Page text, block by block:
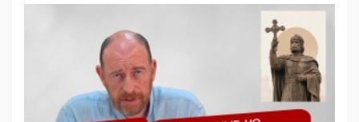
деятельность ИИТО ЮНЕСКО в России, но
цифроглобалисты продолжают определять
повестку в образовании
09:43, 01 Июня 2026
5G за счет здоровья граждан: Минцифры намерено
отобрать у регионов и муниципалитетов право
защищать жилые дома и социальные объекты от